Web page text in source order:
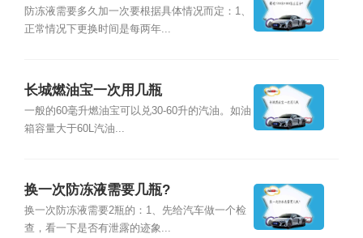
防冻液需要多久加一次要根据具体情况而定：1、
正常情况下更换时间是每两年...
长城燃油宝一次用几瓶
一般的60毫升燃油宝可以兑30-60升的汽油。如油
箱容量大于60L汽油...
换一次防冻液需要几瓶?
换一次防冻液需要2瓶的：1、先给汽车做一个检
查，看一下是否有泄露的迹象...